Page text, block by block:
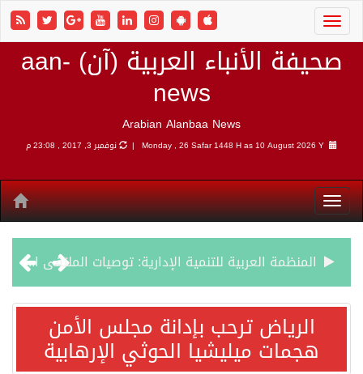
صحيفة الأنباء العربية (آن) aan-
news
Arabian Alanbaa News
Monday , 26 Safar 1448 H as10 August 2026 Y | نوفمبر 3, 2017 , 23:08 م
المنظمة العربية للتنمية الإدارية: توصيات الملتقى العربي الأول للذكاء الاصطناعي وريادة الأعمال، دور الذكاء الاصطناعي في تعزيز ريادة الأعمال وبناء القدرات البشرية
وفد اتحاد الصناعات المصرية يبحث مع مجتمع الأعمال الهندي فرص الاستثمار والتصنيع المشترك
الرياض ترحب بإدانة مجلس الأمن
هجمات ميليشيا الحوثي الإرهابية